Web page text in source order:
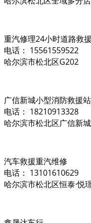
重汽修理24小时道路救
电话： 15561559522
哈尔滨市松北区G202
广信新城小型消防救援站
电话： 18210913328
哈尔滨市松北区广信新
汽车救援重汽维修
电话： 13101610629
哈尔滨市松北区恒泰·悦